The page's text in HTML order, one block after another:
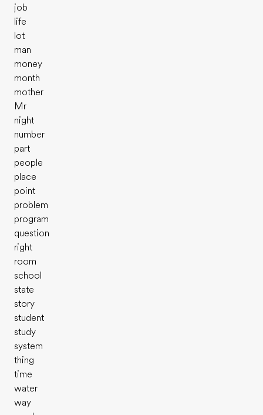
job
life
lot
man
money
month
mother
Mr
night
number
part
people
place
point
problem
program
question
right
room
school
state
story
student
study
system
thing
time
water
way